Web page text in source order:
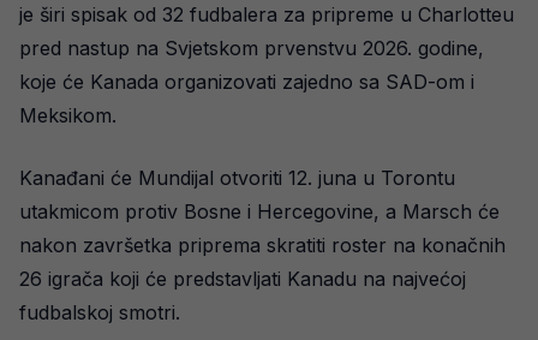
je širi spisak od 32 fudbalera za pripreme u Charlotteu
pred nastup na Svjetskom prvenstvu 2026. godine,
koje će Kanada organizovati zajedno sa SAD-om i
Meksikom.
Kanađani će Mundijal otvoriti 12. juna u Torontu
utakmicom protiv Bosne i Hercegovine, a Marsch će
nakon završetka priprema skratiti roster na konačnih
26 igrača koji će predstavljati Kanadu na najvećoj
fudbalskoj smotri.